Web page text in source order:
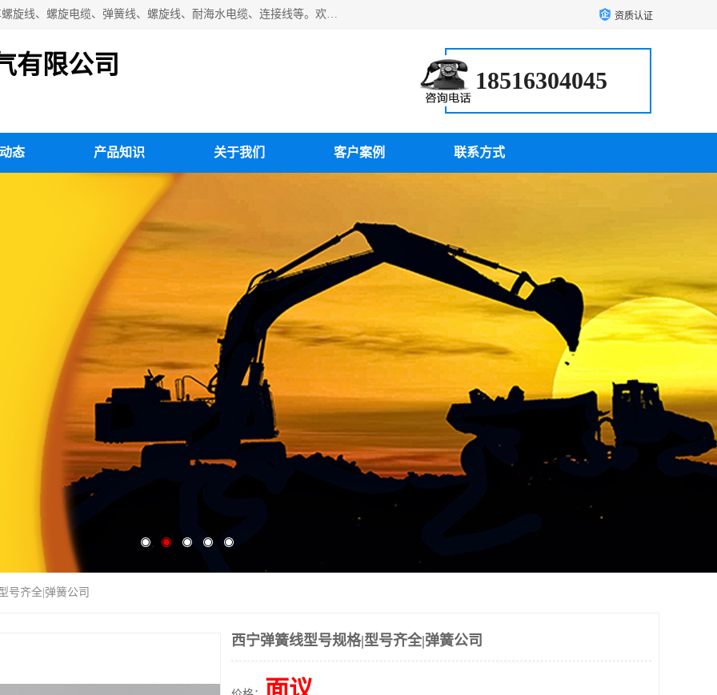
扬州市斯拜秀电缆厂专业生产：弹性电缆、弹簧电缆线、挂车螺旋线、螺旋电缆、弹簧线、螺旋线、耐海水电缆、连接线等。欢迎来电咨询！ 资质认证
有限公司
18516304045
态 产品知识 关于我们 客户案例 联系方式
号齐全|弹簧公司
西宁弹簧线型号规格|型号齐全|弹簧公司
面议